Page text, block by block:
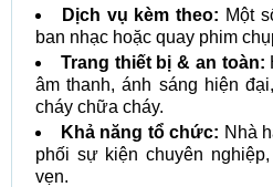
Dịch vụ kèm theo: Một
ban nhạc hoặc quay phim
Trang thiết bị & an toàn:
âm thanh, ánh sáng hiện
cháy chữa cháy.
Khả năng tổ chức: Nhà
phối sự kiện chuyên
vẹn.